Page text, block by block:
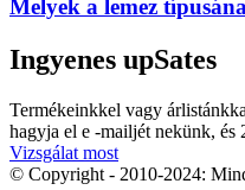
Melyek a lemez
Ingyenes upSates
Termékeinkkel vagy
hagyja el e -mailjét nekünk, és
Vizsgálat most
© Copyright - 2010-2024: